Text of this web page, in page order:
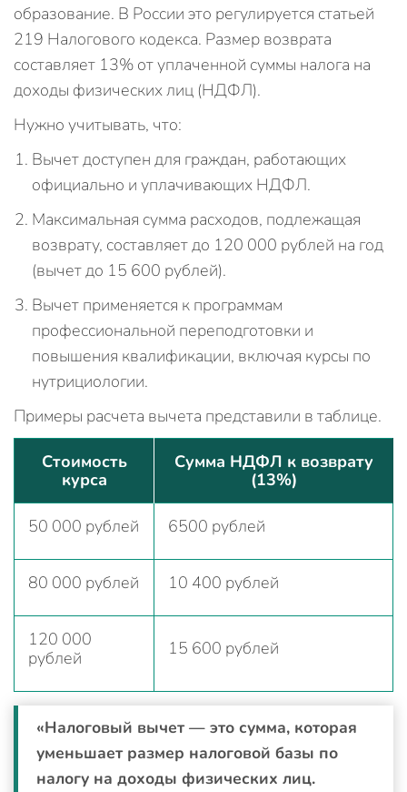
образование. В России это регулируется статьей
219 Налогового кодекса. Размер возврата
составляет 13% от уплаченной суммы налога на
доходы физических лиц (НДФЛ).
Нужно учитывать, что:
Вычет доступен для граждан, работающих
официально и уплачивающих НДФЛ.
Максимальная сумма расходов, подлежащая
возврату, составляет до 120 000 рублей на год
(вычет до 15 600 рублей).
Вычет применяется к программам
профессиональной переподготовки и
повышения квалификации, включая курсы по
нутрициологии.
Примеры расчета вычета представили в таблице.
Стоимость
курса
Сумма НДФЛ к возврату
(13%)
50 000 рублей 6500 рублей
80 000 рублей 10 400 рублей
120 000
рублей
15 600 рублей
«Налоговый вычет — это сумма, которая
уменьшает размер налоговой базы по
налогу на доходы физических лиц.